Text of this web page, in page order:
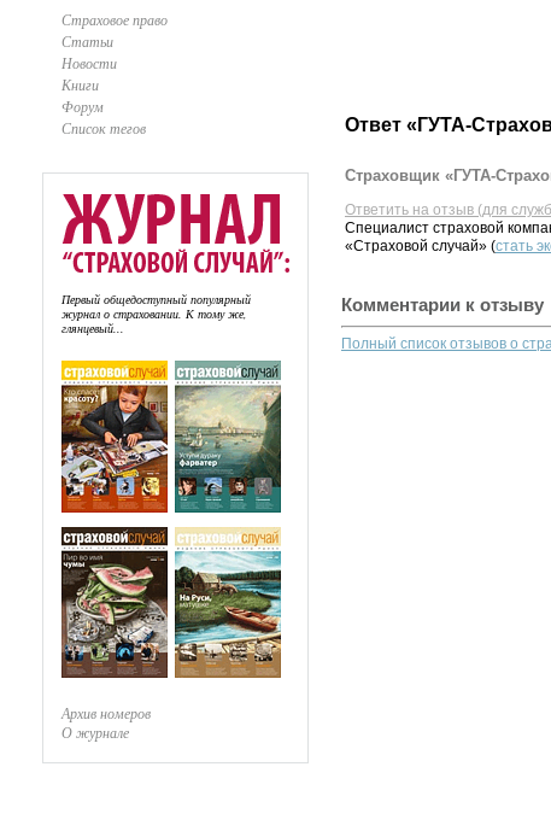
Страховое право
Статьи
Новости
Книги
Форум
Список тегов
Первый общедоступный популярный
журнал о страховании. К тому же,
глянцевый...
Архив номеров
О журнале
Ответ «ГУТА-
Страховщик «ГУТА-
Ответить на отзыв (для
Специалист страховой
«Страховой случай» (стать
Комментарии к отзыву
Полный список отзывов о